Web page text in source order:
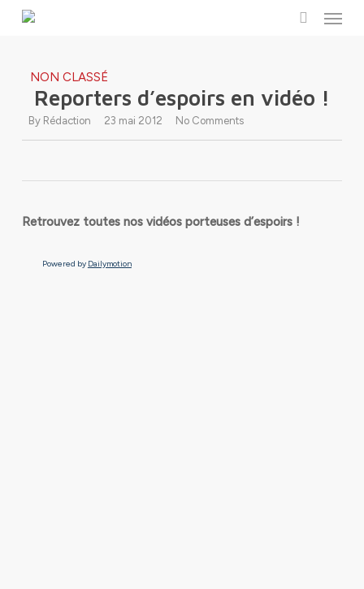
Menu
NON CLASSÉ
Reporters d’espoirs en vidéo !
By Rédaction 23 mai 2012 No Comments
Retrouvez toutes nos vidéos porteuses d’espoirs !
Powered by Dailymotion